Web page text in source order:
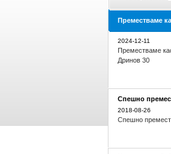
Преместваме
2024-12-11
Преместваме
Дринов 30
Спешно
2018-08-26
Спешно